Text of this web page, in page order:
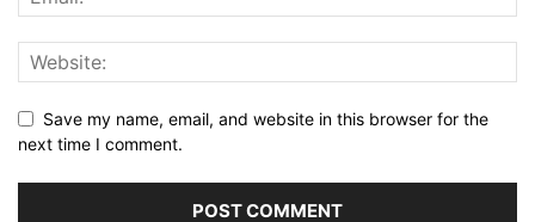
Save my name, email, and website in this browser for the
next time I comment.